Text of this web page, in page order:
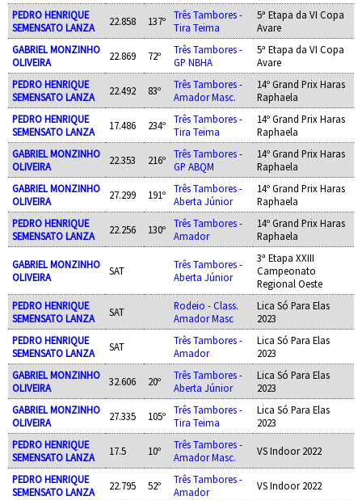
PEDRO HENRIQUE
SEMENSATO LANZA
22.858 137º
Três Tambores -
Tira Teima
5ª Etapa da VI Copa
Avare
GABRIEL MONZINHO
OLIVEIRA
22.869 72º
Três Tambores -
GP NBHA
5ª Etapa da VI Copa
Avare
PEDRO HENRIQUE
SEMENSATO LANZA
22.492 83º
Três Tambores -
Amador Masc.
14º Grand Prix Haras
Raphaela
PEDRO HENRIQUE
SEMENSATO LANZA
17.486 234º
Três Tambores -
Tira Teima
14º Grand Prix Haras
Raphaela
GABRIEL MONZINHO
OLIVEIRA
22.353 216º
Três Tambores -
GP ABQM
14º Grand Prix Haras
Raphaela
GABRIEL MONZINHO
OLIVEIRA
27.299 191º
Três Tambores -
Aberta Júnior
14º Grand Prix Haras
Raphaela
PEDRO HENRIQUE
SEMENSATO LANZA
22.256 130º
Três Tambores -
Amador
14º Grand Prix Haras
Raphaela
GABRIEL MONZINHO
OLIVEIRA
SAT
Três Tambores -
Aberta Júnior
3ª Etapa XXIII
Campeonato
Regional Oeste
PEDRO HENRIQUE
SEMENSATO LANZA
SAT
Rodeio - Class.
Amador Masc
Lica Só Para Elas
2023
PEDRO HENRIQUE
SEMENSATO LANZA
SAT
Três Tambores -
Amador
Lica Só Para Elas
2023
GABRIEL MONZINHO
OLIVEIRA
32.606 20º
Três Tambores -
Aberta Júnior
Lica Só Para Elas
2023
GABRIEL MONZINHO
OLIVEIRA
27.335 105º
Três Tambores -
Tira Teima
Lica Só Para Elas
2023
PEDRO HENRIQUE
SEMENSATO LANZA
17.5 10º
Três Tambores -
Amador Masc.
VS Indoor 2022
PEDRO HENRIQUE
SEMENSATO LANZA
22.795 52º
Três Tambores -
Amador
VS Indoor 2022